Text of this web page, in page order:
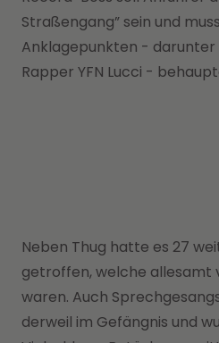
Straßengang” sein und
Anklagepunkten - darunter
Rapper YFN Lucci -
Neben Thug hatte es 27
getroffen, welche
waren. Auch
derweil im Gefängnis und